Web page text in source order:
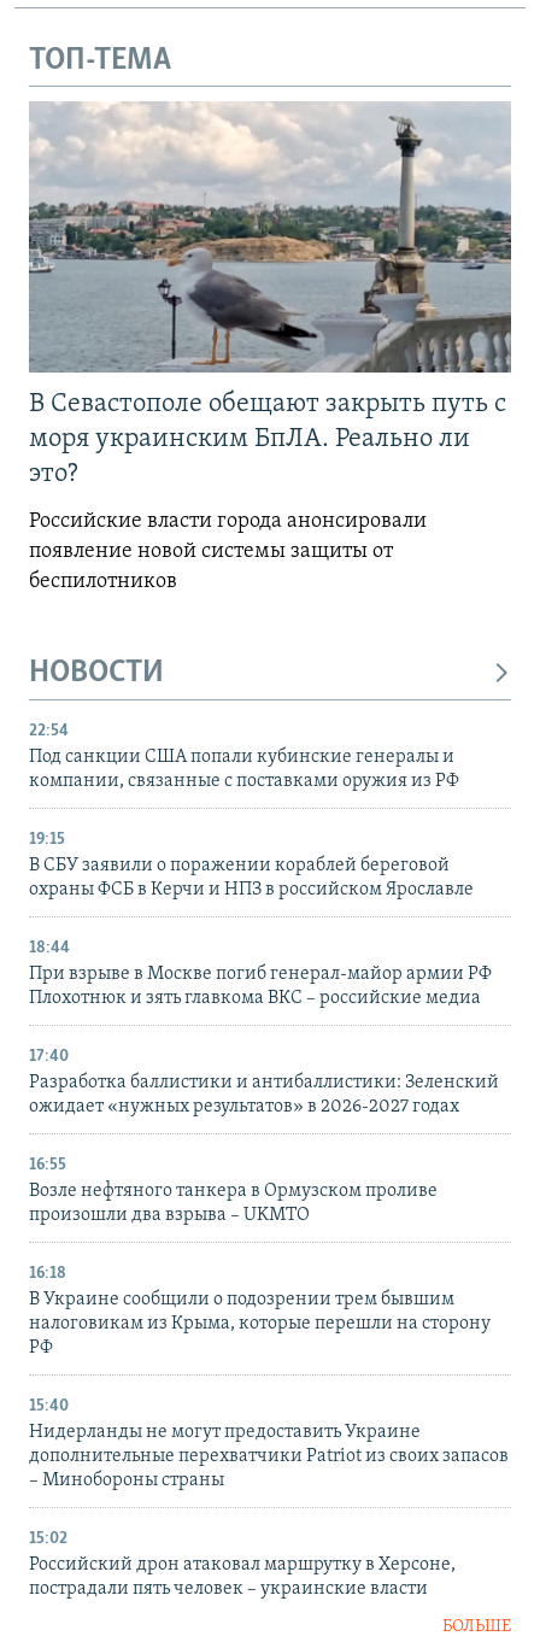
ТОП-ТЕМА
В Севастополе обещают закрыть путь с
моря украинским БпЛА. Реально ли
это?
Российские власти города анонсировали
появление новой системы защиты от
беспилотников
НОВОСТИ
22:54
Под санкции США попали кубинские генералы и
компании, связанные с поставками оружия из РФ
19:15
В СБУ заявили о поражении кораблей береговой
охраны ФСБ в Керчи и НПЗ в российском Ярославле
18:44
При взрыве в Москве погиб генерал-майор армии РФ
Плохотнюк и зять главкома ВКС – российские медиа
17:40
Разработка баллистики и антибаллистики: Зеленский
ожидает «нужных результатов» в 2026-2027 годах
16:55
Возле нефтяного танкера в Ормузском проливе
произошли два взрыва – UKMTO
16:18
В Украине сообщили о подозрении трем бывшим
налоговикам из Крыма, которые перешли на сторону
РФ
15:40
Нидерланды не могут предоставить Украине
дополнительные перехватчики Patriot из своих запасов
– Минобороны страны
15:02
Российский дрон атаковал маршрутку в Херсоне,
пострадали пять человек – украинские власти
БОЛЬШЕ